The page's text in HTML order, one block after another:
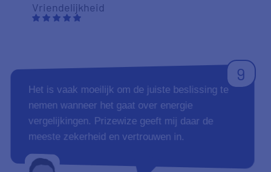
Vriendelijkheid
9
Het is vaak moeilijk om de juiste beslissing te
nemen wanneer het gaat over energie
vergelijkingen. Prizewize geeft mij daar de
meeste zekerheid en vertrouwen in.